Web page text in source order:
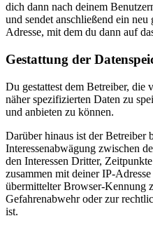
dich dann nach deinem
und sendet anschließend ein neu
Adresse, mit dem du dann auf
Gestattung der
Du gestattest dem Betreiber, die
näher spezifizierten Daten zu
und anbieten zu können.
Darüber hinaus ist der Betreiber
Interessenabwägung zwischen
den Interessen Dritter,
zusammen mit deiner IP-
übermittelter Browser-Kennung
Gefahrenabwehr oder zur
ist.